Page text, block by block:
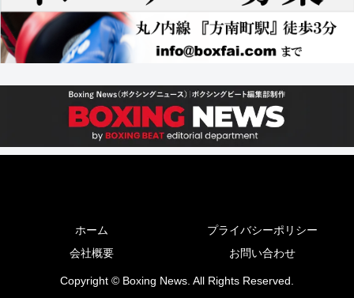
ホーム
プライバシーポリシー
会社概要
お問い合わせ
Copyright © Boxing News. All Rights Reserved.